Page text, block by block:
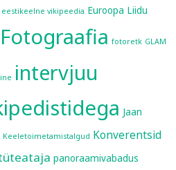
eestikeelne vikipeedia Euroopa Liidu
Fotograafia fotoretk GLAM
intervjuu
Jaan
Keeletoimetamistalgud Konverentsid
panoraamivabadus